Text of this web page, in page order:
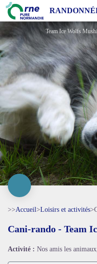
Cani-rando - Team Ice Wolfs
>>Accueil>Loisirs et activités>
Cani-rando - Team
Activité : Nos amis les